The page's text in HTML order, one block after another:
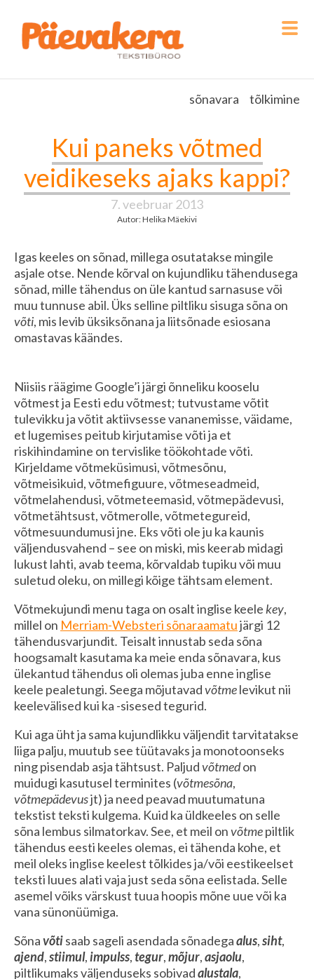
sõnavara tõlkimine
Kui paneks võtmed
veidikeseks ajaks kappi?
7. veebruar 2013
Autor: Helika Mäekivi
Igas keeles on sõnad, millega osutatakse mingile
asjale otse. Nende kõrval on kujundliku tähendusega
sõnad, mille tähendus on üle kantud sarnasuse või
muu tunnuse abil. Üks selline piltliku sisuga sõna on
võti, mis levib üksiksõnana ja liitsõnade esiosana
omastavas käändes.
Niisiis räägime Google’i järgi õnneliku kooselu
võtmest ja Eesti edu võtmest; tutvustame võtit
tulevikku ja võtit aktiivsesse vananemisse, väidame,
et lugemises peitub kirjutamise võti ja et
riskihindamine on tervislike töökohtade võti.
Kirjeldame võtmeküsimusi, võtmesõnu,
võtmeisikuid, võtmefiguure, võtmeseadmeid,
võtmelahendusi, võtmeteemasid, võtmepädevusi,
võtmetähtsust, võtmerolle, võtmetegureid,
võtmesuundumusi jne. Eks võti ole ju ka kaunis
väljendusvahend – see on miski, mis keerab midagi
lukust lahti, avab teema, kõrvaldab tupiku või muu
suletud oleku, on millegi kõige tähtsam element.
Võtmekujundi menu taga on osalt inglise keele key,
millel on Merriam-Websteri sõnaraamatujärgi 12
tähendusvarjundit. Teisalt innustab seda sõna
hoogsamalt kasutama ka meie enda sõnavara, kus
ülekantud tähendus oli olemas juba enne inglise
keele pealetungi. Seega mõjutavadvõtmelevikut nii
keelevälised kui ka -sisesed tegurid.
Kui aga üht ja sama kujundlikku väljendit tarvitatakse
liiga palju, muutub see tüütavaks ja monotoonseks
ning pisendab asja tähtsust. Paljudvõtmedon
muidugi kasutusel terminites (võtmesõna,
võtmepädevusjt) ja need peavad muutumatuna
tekstist teksti kulgema. Kuid ka üldkeeles on selle
sõna lembus silmatorkav. See, et meil onvõtmepiltlik
tähendus eesti keeles olemas, ei tähenda kohe, et
meil oleks inglise keelest tõlkides ja/või eestikeelset
teksti luues alati vaja just seda sõna eelistada. Selle
asemel võiks värskust tuua hoopis mõne uue või ka
vana sünonüümiga.
Sõnavõtisaab sageli asendada sõnadegaalus,siht,
ajend,stiimul,impulss,tegur,mõjur,asjaolu,
piltlikumaks väljenduseks sobivadalustala,